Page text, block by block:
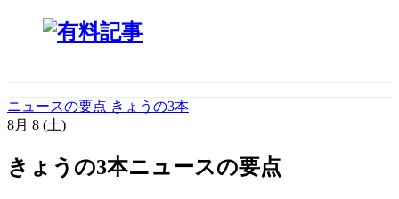
ニュースの要点 きょうの3本
8月 8 (土)
きょうの3本ニュースの要点